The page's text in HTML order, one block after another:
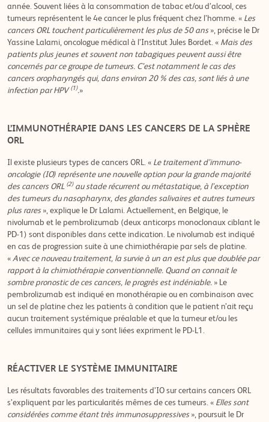
année. Souvent liées à la consommation de tabac et/ou d’alcool, ces
tumeurs représentent le 4e cancer le plus fréquent chez l’homme. « Les
cancers ORL touchent particulièrement les plus de 50 ans», précise le Dr
Yassine Lalami, oncologue médical à l’Institut Jules Bordet. « Mais des
patients plus jeunes et souvent non tabagiques peuvent aussi être
concernés par ce groupe de tumeurs. C’est notamment le cas des
cancers oropharyngés qui, dans environ 20 % des cas, sont liés à une
infection par HPV (1).»
L’IMMUNOTHÉRAPIE DANS LES CANCERS DE LA SPHÈRE
ORL
Il existe plusieurs types de cancers ORL. « Le traitement d’immuno-
oncologie (IO) représente une nouvelle option pour la grande majorité
des cancers ORL (2)au stade récurrent ou métastatique, à l’exception
des tumeurs du nasopharynx, des glandes salivaires et autres tumeurs
plus rares», explique le Dr Lalami. Actuellement, en Belgique, le
nivolumab et le pembrolizumab (deux anticorps monoclonaux ciblant le
PD-1) sont disponibles dans cette indication. Le nivolumab est indiqué
en cas de progression suite à une chimiothérapie par sels de platine.
« Avec ce nouveau traitement, la survie à un an est plus que doublée par
rapport à la chimiothérapie conventionnelle. Quand on connait le
sombre pronostic de ces cancers, le progrès est indéniable. » Le
pembrolizumab est indiqué en monothérapie ou en combinaison avec
un sel de platine chez les patients à condition que le patient n’ait reçu
aucun traitement systémique préalable et que la tumeur et/ou les
cellules immunitaires qui y sont liées expriment le PD-L1.
RÉACTIVER LE SYSTÈME IMMUNITAIRE
Les résultats favorables des traitements d’IO sur certains cancers ORL
s’expliquent par les particularités mêmes de ces tumeurs. « Elles sont
considérées comme étant très immunosuppressives», poursuit le Dr